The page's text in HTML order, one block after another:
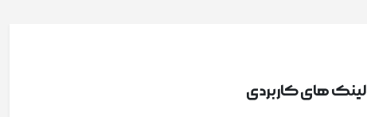
لینک های کاربردی